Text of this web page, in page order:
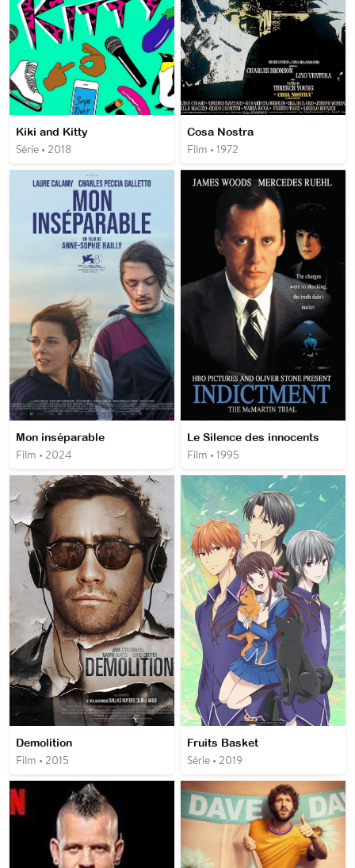
Kiki and Kitty
Série • 2018
Cosa Nostra
Film • 1972
Mon inséparable
Film • 2024
Le Silence des innocents
Film • 1995
Demolition
Film • 2015
Fruits Basket
Série • 2019